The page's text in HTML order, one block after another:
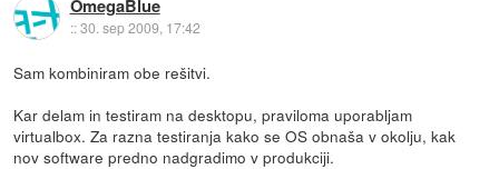
OmegaBlue
::30. sep 2009, 17:42
Sam kombiniram obe rešitvi.
Kar delam in testiram na desktopu, praviloma uporabljam
virtualbox. Za razna testiranja kako se OS obnaša v okolju, kak
nov software predno nadgradimo v produkciji.